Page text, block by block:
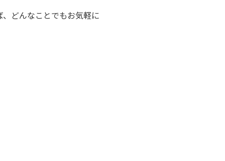
どんなことでもお気軽に